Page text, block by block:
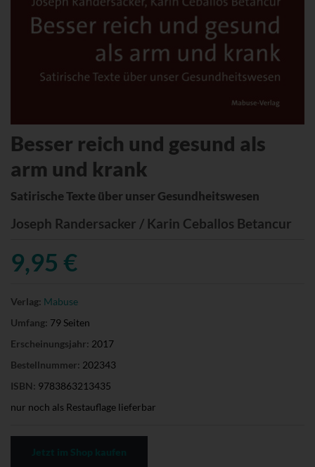
Besser reich und gesund als
arm und krank
Satirische Texte über unser Gesundheitswesen
Joseph Randersacker / Karin Ceballos Betancur
9,95 €
Verlag: Mabuse
Umfang: 79 Seiten
Erscheinungsjahr: 2017
Bestellnummer: 202343
ISBN: 9783863213435
nur noch als Restauflage lieferbar